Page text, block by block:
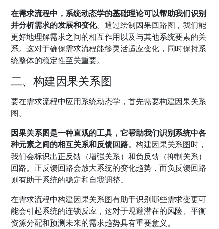
在需求流程中，系统动态学的基础理论可以帮助我们识别
并分析需求的发展和变化。通过绘制因果回路图，我们能
更好地理解需求之间的相互作用以及与其他系统要素的关
系。这对于确保需求流程能够灵活适应变化，同时保持系
统整体的稳定性至关重要。
二、构建因果关系图
要在需求流程中应用系统动态学，首先需要构建因果关系
图。
因果关系图是一种直观的工具，它帮助我们识别系统中各
种元素之间的相互关系和反馈回路。构建因果关系图时，
我们会标识出正反馈（增强关系）和负反馈（抑制关系）
回路。正反馈回路会放大系统的变化趋势，而负反馈回路
则有助于系统的稳定和自我调整。
在需求流程中构建因果关系图有助于识别哪些需求变更可
能会引起系统的连锁反应，这对于规避潜在的风险、平衡
资源分配和预测未来的需求趋势具有重要意义。